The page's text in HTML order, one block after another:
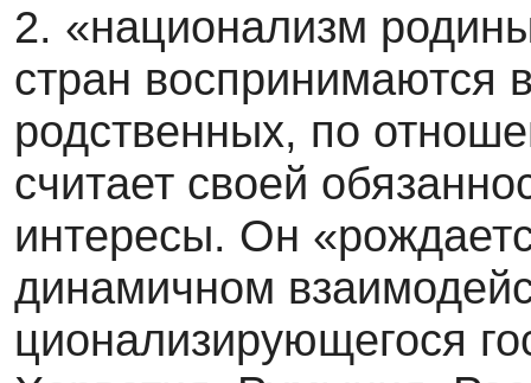
2. «национализм
стран воспринимаются
родственных, по
считает своей
интересы. Он
динамичном
ционализирующегося